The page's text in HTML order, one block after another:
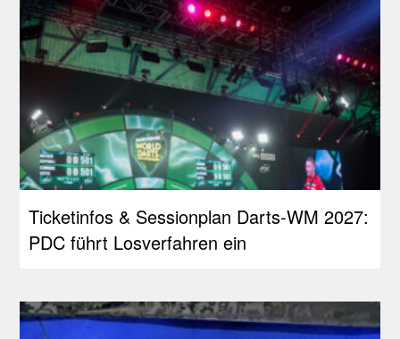
Ticketinfos & Sessionplan Darts-WM 2027:
PDC führt Losverfahren ein